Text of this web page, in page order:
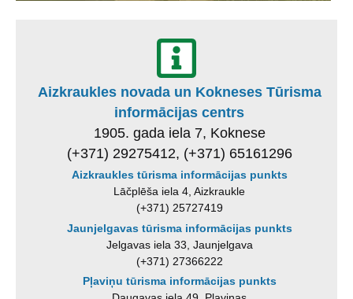
Aizkraukles novada un Kokneses Tūrisma
informācijas centrs
1905. gada iela 7, Koknese
(+371) 29275412, (+371) 65161296
Aizkraukles tūrisma informācijas punkts
Lāčplēša iela 4, Aizkraukle
(+371) 25727419
Jaunjelgavas tūrisma informācijas punkts
Jelgavas iela 33, Jaunjelgava
(+371) 27366222
Pļaviņu tūrisma informācijas punkts